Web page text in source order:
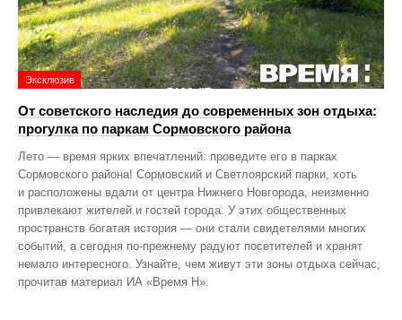
Эксклюзив
От советского наследия до современных зон отдыха:
прогулка по паркам Сормовского района
Лето — время ярких впечатлений: проведите его в парках
Сормовского района! Сормовский и Светлоярский парки, хоть
и расположены вдали от центра Нижнего Новгорода, неизменно
привлекают жителей и гостей города. У этих общественных
пространств богатая история — они стали свидетелями многих
событий, а сегодня по‑прежнему радуют посетителей и хранят
немало интересного. Узнайте, чем живут эти зоны отдыха сейчас,
прочитав материал ИА «Время Н».